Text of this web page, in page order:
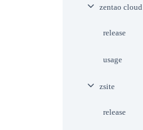
zentao cloud
release
usage
zsite
release